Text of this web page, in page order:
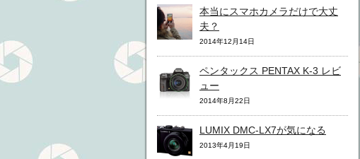
本当にスマホカメラだけで大丈
夫？
2014年12月14日
ペンタックス PENTAX K-3 レビ
ュー
2014年8月22日
LUMIX DMC-LX7が気になる
2013年4月19日